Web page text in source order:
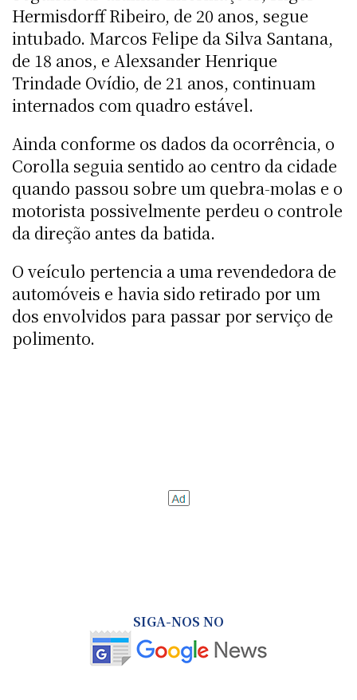
Hermisdorff Ribeiro, de 20 anos, segue
intubado. Marcos Felipe da Silva Santana,
de 18 anos, e Alexsander Henrique
Trindade Ovídio, de 21 anos, continuam
internados com quadro estável.
Ainda conforme os dados da ocorrência, o
Corolla seguia sentido ao centro da cidade
quando passou sobre um quebra-molas e o
motorista possivelmente perdeu o controle
da direção antes da batida.
O veículo pertencia a uma revendedora de
automóveis e havia sido retirado por um
dos envolvidos para passar por serviço de
polimento.
SIGA-NOS NO